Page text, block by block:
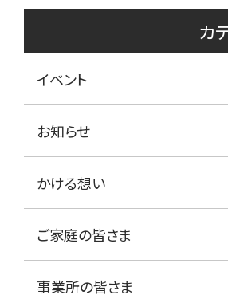
カ
イベント
お知らせ
かける想い
ご家庭の皆さま
事業所の皆さま